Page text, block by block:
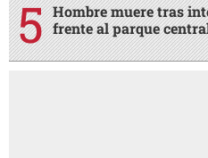
Hombre muere tras
frente al parque